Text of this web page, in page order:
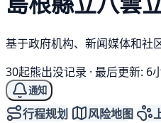
基于政府机构、新闻媒体和社
30起熊出没记录 · 最后更新: 6
通知
行程规划 风险地图